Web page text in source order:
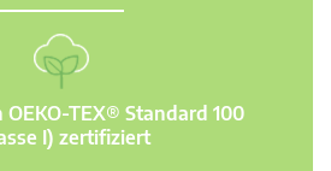
TEX® Standard 100
I) zertifiziert